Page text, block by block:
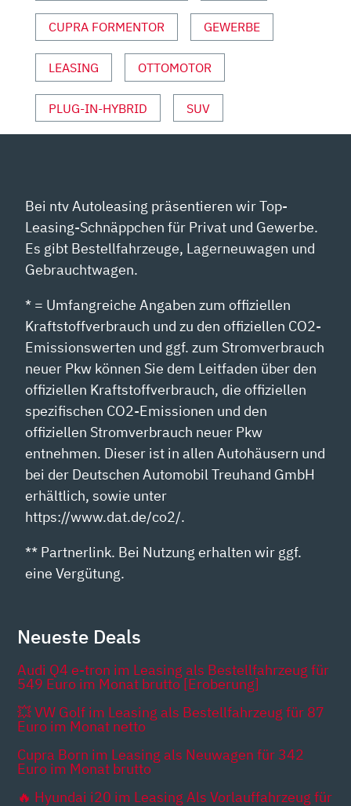
CUPRA FORMENTOR GEWERBE
LEASING OTTOMOTOR
PLUG-IN-HYBRID SUV
Bei ntv Autoleasing präsentieren wir Top-
Leasing-Schnäppchen für Privat und Gewerbe.
Es gibt Bestellfahrzeuge, Lagerneuwagen und
Gebrauchtwagen.
* = Umfangreiche Angaben zum offiziellen
Kraftstoffverbrauch und zu den offiziellen CO2-
Emissionswerten und ggf. zum Stromverbrauch
neuer Pkw können Sie dem Leitfaden über den
offiziellen Kraftstoffverbrauch, die offiziellen
spezifischen CO2-Emissionen und den
offiziellen Stromverbrauch neuer Pkw
entnehmen. Dieser ist in allen Autohäusern und
bei der Deutschen Automobil Treuhand GmbH
erhältlich, sowie unter
https://www.dat.de/co2/.
** Partnerlink. Bei Nutzung erhalten wir ggf.
eine Vergütung.
Neueste Deals
Audi Q4 e-tron im Leasing als Bestellfahrzeug für
549 Euro im Monat brutto [Eroberung]
💥 VW Golf im Leasing als Bestellfahrzeug für 87
Euro im Monat netto
Cupra Born im Leasing als Neuwagen für 342
Euro im Monat brutto
🔥 Hyundai i20 im Leasing Als Vorlauffahrzeug für